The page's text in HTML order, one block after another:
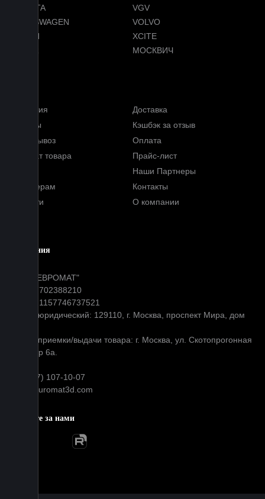
TOYOTA
VGV
VOLKSWAGEN
VOLVO
VOYAH
XCITE
ZEEKR
МОСКВИЧ
Гарантия
Доставка
Отзывы
Кэшбэк за отзыв
Самовывоз
Оплата
Возврат товара
Прайс-лист
Наши Партнеры
Партнерам
Контакты
Новости
О компании
Компания
ООО "ЕВРОМАТ"
ИНН: 7702388210
ОГРН: 1157746737521
Адрес юридический: 129110, г. Москва, проспект Мира, дом
Адрес приемки/выдачи товара: г. Москва, ул. Скотопрогонная
д 35 стр 6а.
+7 (977) 107-10-07
info@euromat3d.com
Следите за нами